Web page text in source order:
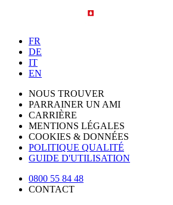
FR
DE
IT
EN
NOUS TROUVER
PARRAINER UN AMI
CARRIÈRE
MENTIONS LÉGALES
COOKIES & DONNÉES
POLITIQUE QUALITÉ
GUIDE D'UTILISATION
0800 55 84 48
CONTACT